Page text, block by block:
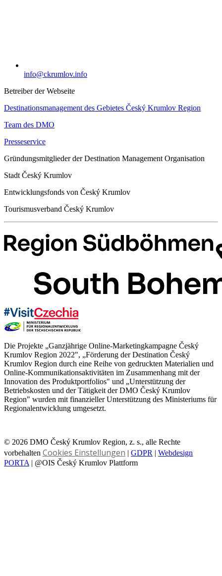
info@ckrumlov.info
Betreiber der Webseite
Destinationsmanagement des Gebietes Český Krumlov Region
Team des DMO
Presseservice
Gründungsmitglieder der Destination Management Organisation
Stadt Český Krumlov
Entwicklungsfonds von Český Krumlov
Tourismusverband Český Krumlov
Die Projekte „Ganzjährige Online-Marketingkampagne Český
Krumlov Region 2022", „Förderung der Destination Český
Krumlov Region durch eine Reihe von gedruckten Materialien und
Online-Kommunikationsaktivitäten im Zusammenhang mit der
Innovation des Produktportfolios" und „Unterstützung der
Betriebskosten und der Tätigkeit der DMO Český Krumlov
Region" wurden mit finanzieller Unterstützung des Ministeriums für
Regionalentwicklung umgesetzt.
© 2026 DMO Český Krumlov Region, z. s., alle Rechte
vorbehalten Cookies Einstellungen | GDPR | Webdesign
PORTA | @OIS Český Krumlov Plattform